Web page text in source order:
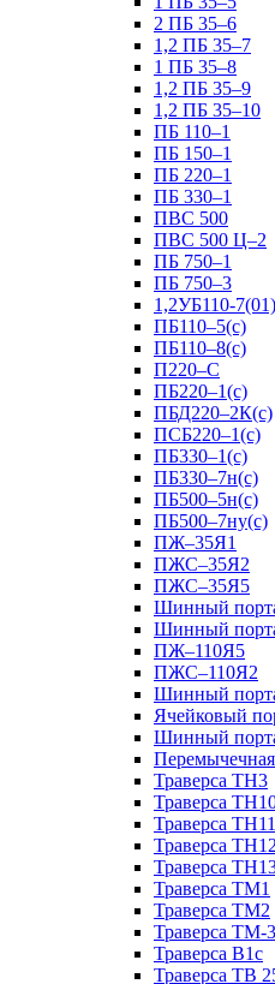
2 ПБ 35–6
1,2 ПБ 35–7
1 ПБ 35–8
1,2 ПБ 35–9
1,2 ПБ 35–10
ПБ 110–1
ПБ 150–1
ПБ 220–1
ПБ 330–1
ПВС 500
ПВС 500 Ц–2
ПБ 750–1
ПБ 750–3
1,2УБ110-
ПБ110–5(с)
ПБ110–8(с)
П220–С
ПБ220–1(с)
ПБД220–2К(с)
ПСБ220–1(с)
ПБ330–1(с)
ПБ330–7н(с)
ПБ500–5н(с)
ПБ500–7ну(с)
ПЖ–35Я1
ПЖС–35Я2
ПЖС–35Я5
Шинный
Шинный
ПЖ–110Я5
ПЖС–110Я2
Шинный
Ячейковый
Шинный
Траверса ТН3
Траверса
Траверса ТН11
Траверса ТН12
Траверса
Траверса ТМ1
Траверса ТМ2
Траверса ТМ-3
Траверса В1с
Траверса ТВ